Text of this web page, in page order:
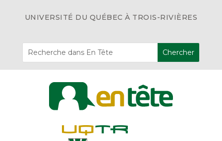
UNIVERSITÉ DU QUÉBEC À TROIS-RIVIÈRES